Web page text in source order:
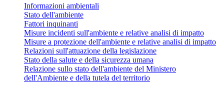
Informazioni ambientali
Stato dell'ambiente
Fattori inquinanti
Misure incidenti sull'ambiente e relative analisi di impatto
Misure a protezione dell'ambiente e relative analisi di impatto
Relazioni sull'attuazione della legislazione
Stato della salute e della sicurezza umana
Relazione sullo stato dell'ambiente del Ministero
dell'Ambiente e della tutela del territorio